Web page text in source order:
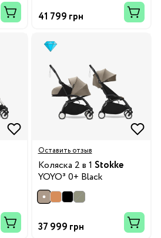
41 799 грн
Оставить отзыв
Коляска 2 в 1 Stokke
YOYO³ 0+ Black
37 999 грн